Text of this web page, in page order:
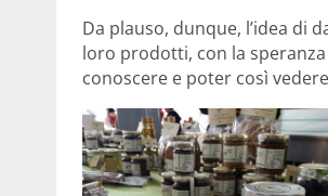
Da plauso, dunque, l’idea di
loro prodotti, con la
conoscere e poter così